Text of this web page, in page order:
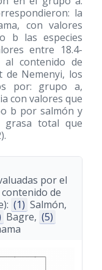
la
con valores
b las especies
entre 18.4-
al contenido de
de Nemenyi, los
por: grupo a,
con valores que
b por salmón y
grasa total que
por el
de
(1) Salmón,
Bagre, (5)